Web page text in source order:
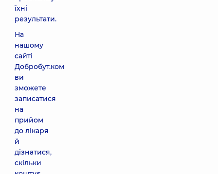
їхні
результати.
На
нашому
сайті
Добробут.ком
ви
зможете
записатися
на
прийом
до лікаря
й
дізнатися,
скільки